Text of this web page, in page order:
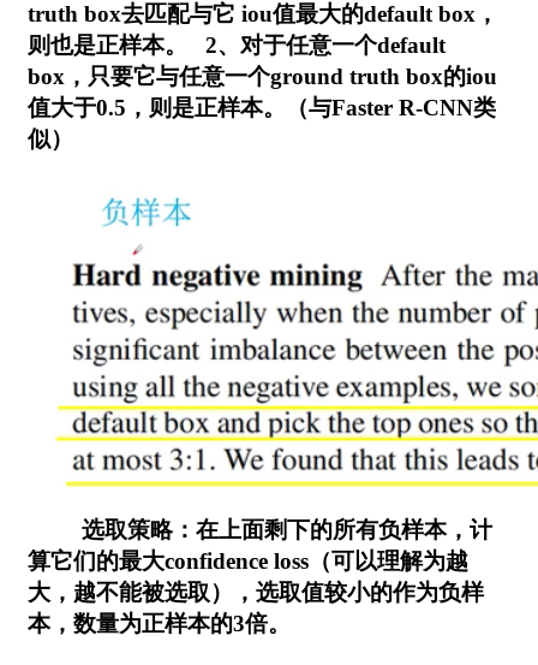
truth box去匹配与它 iou值最大的default box，
则也是正样本。 2、对于任意一个default
box，只要它与任意一个ground truth box的iou
值大于0.5，则是正样本。（与Faster R-CNN类
似）
选取策略：在上面剩下的所有负样本，计
算它们的最大confidence loss（可以理解为越
大，越不能被选取），选取值较小的作为负样
本，数量为正样本的3倍。